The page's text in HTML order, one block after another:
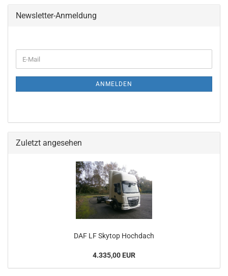
Newsletter-Anmeldung
ANMELDEN
Zuletzt angesehen
DAF LF Skytop Hochdach
4.335,00 EUR